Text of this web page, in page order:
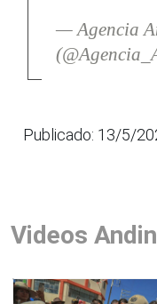
— Agencia
Publicado: 13/5/
Videos